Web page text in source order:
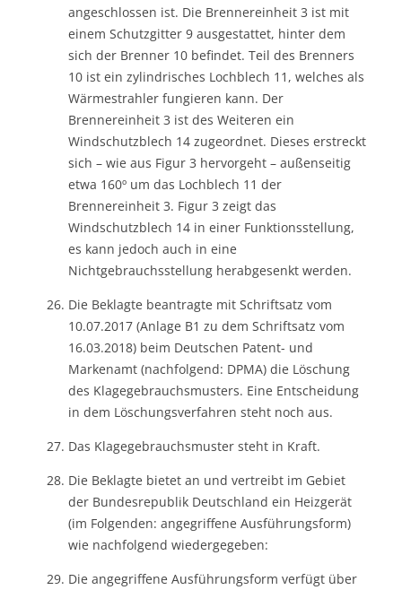
angeschlossen ist. Die Brennereinheit 3 ist mit
einem Schutzgitter 9 ausgestattet, hinter dem
sich der Brenner 10 befindet. Teil des Brenners
10 ist ein zylindrisches Lochblech 11, welches als
Wärmestrahler fungieren kann. Der
Brennereinheit 3 ist des Weiteren ein
Windschutzblech 14 zugeordnet. Dieses erstreckt
sich – wie aus Figur 3 hervorgeht – außenseitig
etwa 160º um das Lochblech 11 der
Brennereinheit 3. Figur 3 zeigt das
Windschutzblech 14 in einer Funktionsstellung,
es kann jedoch auch in eine
Nichtgebrauchsstellung herabgesenkt werden.
Die Beklagte beantragte mit Schriftsatz vom
10.07.2017 (Anlage B1 zu dem Schriftsatz vom
16.03.2018) beim Deutschen Patent- und
Markenamt (nachfolgend: DPMA) die Löschung
des Klagegebrauchsmusters. Eine Entscheidung
in dem Löschungsverfahren steht noch aus.
Das Klagegebrauchsmuster steht in Kraft.
Die Beklagte bietet an und vertreibt im Gebiet
der Bundesrepublik Deutschland ein Heizgerät
(im Folgenden: angegriffene Ausführungsform)
wie nachfolgend wiedergegeben:
Die angegriffene Ausführungsform verfügt über